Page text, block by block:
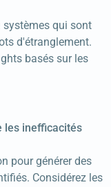
systèmes qui sont
d'étranglement.
basés sur les
les inefficacités
pour générer des
Considérez les